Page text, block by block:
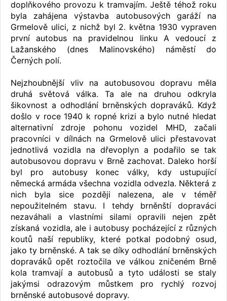
doplňkového provozu k tramvajím. Ještě téhož roku
byla zahájena výstavba autobusových garáží na
Grmelově ulici, z nichž byl 2. května 1930 vypraven
první autobus na pravidelnou linku A vedoucí z
Lažanského (dnes Malinovského) náměstí do
Černých polí.
Nejzhoubnější vliv na autobusovou dopravu měla
druhá světová válka. Ta ale na druhou odkryla
šikovnost a odhodlání brněnských dopraváků. Když
došlo v roce 1940 k ropné krizi a bylo nutné hledat
alternativní zdroje pohonu vozidel MHD, začali
pracovníci v dílnách na Grmelově ulici přestavovat
jednotlivá vozidla na dřevoplyn a podařilo se tak
autobusovou dopravu v Brně zachovat. Daleko horší
byl pro autobusy konec války, kdy ustupující
německá armáda všechna vozidla odvezla. Některá z
nich byla sice později nalezena, ale v téměř
nepoužitelném stavu. I tehdy brněnští dopraváci
nezaváhali a vlastními silami opravili nejen zpět
získaná vozidla, ale i autobusy pocházející z různých
koutů naší republiky, které potkal podobný osud,
jako ty brněnské. A tak se díky odhodlání brněnských
dopraváků opět roztočila ve válkou zničeném Brně
kola tramvají a autobusů a tyto události se staly
jakýmsi odrazovým můstkem pro rychlý rozvoj
brněnské autobusové dopravy.